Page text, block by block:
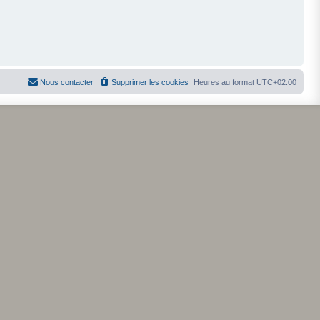
Heures au format UTC+02:00
Supprimer les cookies
Nous contacter